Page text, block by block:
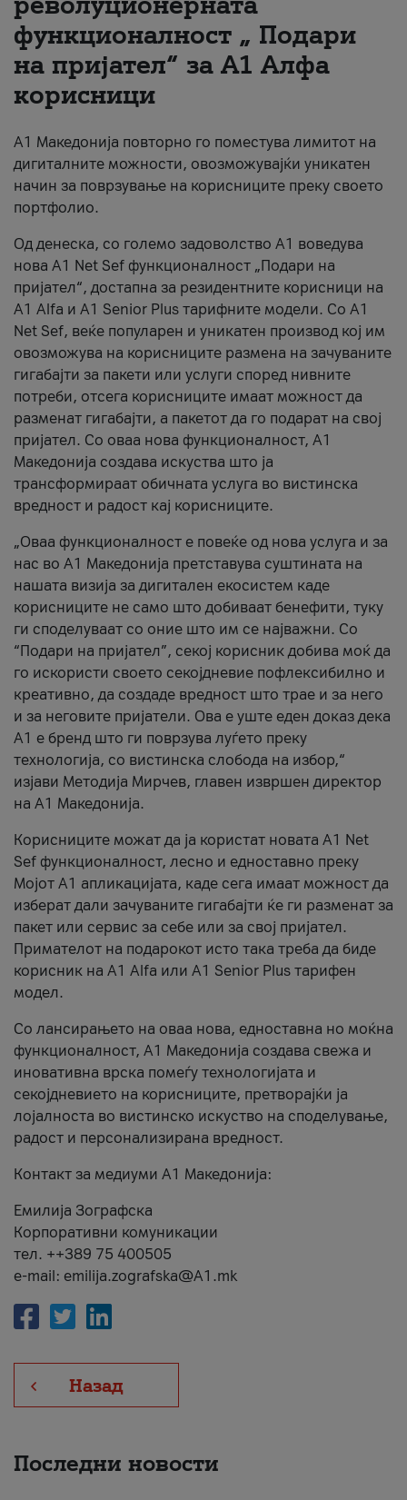
За нас
#ПодобарОнлајн
функционалност „ Подари
на пријател“ за А1 Алфа
корисници
А1 Македонија повторно го поместува лимитот на
дигиталните можности, овозможувајќи уникатен
начин за поврзување на корисниците преку своето
портфолио.
Од денеска, со големо задоволство А1 воведува
нова A1 Net Sef функционалност „Подари на
пријател“, достапна за резидентните корисници на
А1 Alfa и A1 Senior Plus тарифните модели. Со A1
Net Sef, веќе популарен и уникатен производ кој им
овозможува на корисниците размена на зачуваните
гигабајти за пакети или услуги според нивните
потреби, отсега корисниците имаат можност да
разменат гигабајти, а пакетот да го подарат на свој
пријател. Со оваа нова функционалност, А1
Македонија создава искуства што ја
трансформираат обичната услуга во вистинска
вредност и радост кај корисниците.
„Оваа функционалност е повеќе од нова услуга и за
нас во А1 Македонија претставува суштината на
нашата визија за дигитален екосистем каде
корисниците не само што добиваат бенефити, туку
ги споделуваат со оние што им се најважни. Со
“Подари на пријател”, секој корисник добива моќ да
го искористи своето секојдневие пофлексибилно и
креативно, да создаде вредност што трае и за него
и за неговите пријатели. Ова е уште еден доказ дека
А1 е бренд што ги поврзува луѓето преку
технологија, со вистинска слобода на избор,“
изјави Методија Мирчев, главен извршен директор
на А1 Македонија.
Корисниците можат да ја користат новата А1 Net
Sef функционалност, лесно и едноставно преку
Мојот А1 апликацијата, каде сега имаат можност да
изберат дали зачуваните гигабајти ќе ги разменат за
пакет или сервис за себе или за свој пријател.
Примателот на подарокот исто така треба да биде
корисник на А1 Alfa или A1 Senior Plus тарифен
модел.
Со лансирањето на оваа нова, едноставна но моќна
функционалност, А1 Македонија создава свежа и
иновативна врска помеѓу технологијата и
секојдневието на корисниците, претворајќи ја
лојалноста во вистинско искуство на споделување,
радост и персонализирана вредност.
Контакт за медиуми А1 Македонија:
Емилија Зографска
Корпоративни комуникации
тел. ++389 75 400505
e-mail: emilija.zografska@A1.mk
Назад
Последни новости